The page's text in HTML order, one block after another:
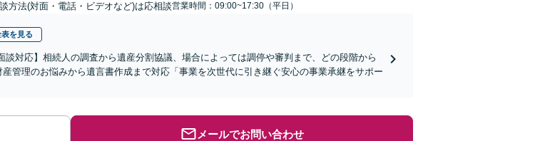
方法(対面・電話・ビデオなど)は応相談営業時間：09:00~17:30（平日）
を見る
談対応】相続人の調査から遺産分割協議、場合によっては調停や審判まで、どの段階から
管理のお悩みから遺言書作成まで対応「事業を次世代に引き継ぐ安心の事業承継をサポー
メールでお問い合わせ